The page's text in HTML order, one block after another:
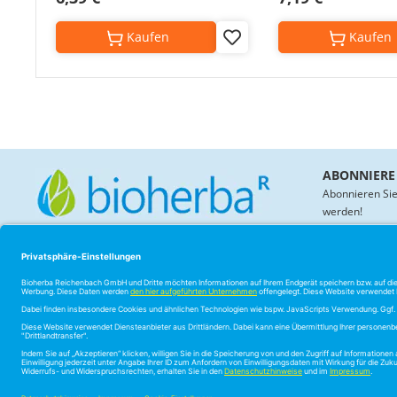
Add
Wish
Kaufen Kaufen
Abonnieren
werden!
KONTAKT
Mo.–Fr. 8–17 Uhr
Telefon: +49 3765 6788 977
E-Mail: info@bioherba.com
Adresse: Greizer Str. 18B,
Über uns
Impressum
Blog